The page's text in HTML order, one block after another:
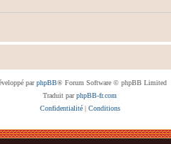
parphpBB® Forum Software © phpBB Limited
Traduit parphpBB-fr.com
Confidentialité| Conditions